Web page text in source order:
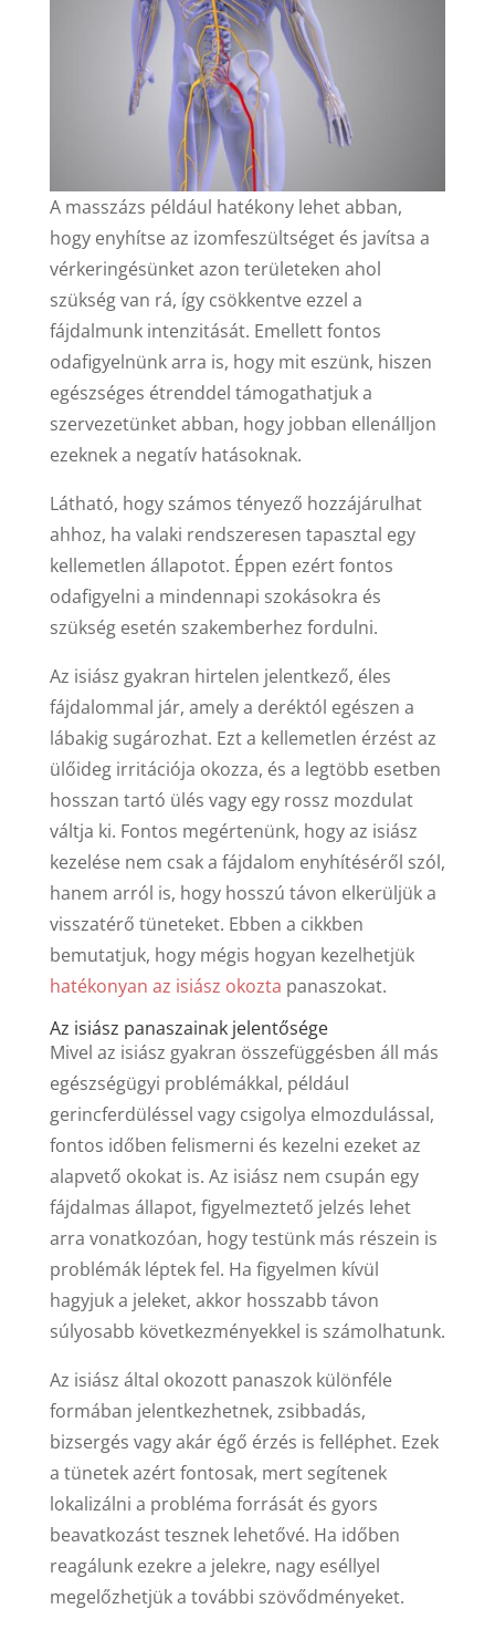
A masszázs például hatékony lehet abban,
hogy enyhítse az izomfeszültséget és javítsa a
vérkeringésünket azon területeken ahol
szükség van rá, így csökkentve ezzel a
fájdalmunk intenzitását. Emellett fontos
odafigyelnünk arra is, hogy mit eszünk, hiszen
egészséges étrenddel támogathatjuk a
szervezetünket abban, hogy jobban ellenálljon
ezeknek a negatív hatásoknak.
Látható, hogy számos tényező hozzájárulhat
ahhoz, ha valaki rendszeresen tapasztal egy
kellemetlen állapotot. Éppen ezért fontos
odafigyelni a mindennapi szokásokra és
szükség esetén szakemberhez fordulni.
Az isiász gyakran hirtelen jelentkező, éles
fájdalommal jár, amely a deréktól egészen a
lábakig sugározhat. Ezt a kellemetlen érzést az
ülőideg irritációja okozza, és a legtöbb esetben
hosszan tartó ülés vagy egy rossz mozdulat
váltja ki. Fontos megértenünk, hogy az isiász
kezelése nem csak a fájdalom enyhítéséről szól,
hanem arról is, hogy hosszú távon elkerüljük a
visszatérő tüneteket. Ebben a cikkben
bemutatjuk, hogy mégis hogyan kezelhetjük
hatékonyan az isiász okozta panaszokat.
Az isiász panaszainak jelentősége
Mivel az isiász gyakran összefüggésben áll más
egészségügyi problémákkal, például
gerincferdüléssel vagy csigolya elmozdulással,
fontos időben felismerni és kezelni ezeket az
alapvető okokat is. Az isiász nem csupán egy
fájdalmas állapot, figyelmeztető jelzés lehet
arra vonatkozóan, hogy testünk más részein is
problémák léptek fel. Ha figyelmen kívül
hagyjuk a jeleket, akkor hosszabb távon
súlyosabb következményekkel is számolhatunk.
Az isiász által okozott panaszok különféle
formában jelentkezhetnek, zsibbadás,
bizsergés vagy akár égő érzés is felléphet. Ezek
a tünetek azért fontosak, mert segítenek
lokalizálni a probléma forrását és gyors
beavatkozást tesznek lehetővé. Ha időben
reagálunk ezekre a jelekre, nagy eséllyel
megelőzhetjük a további szövődményeket.